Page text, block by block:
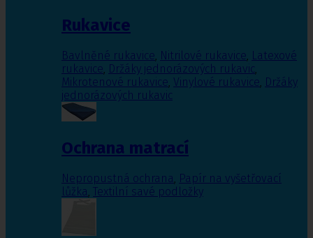
Rukavice
Bavlněné rukavice, Nitrilové rukavice, Latexové
rukavice, Držáky jednorázových rukavic,
Mikrotenové rukavice, Vinylové rukavice, Držáky
jednorázových rukavic
Ochrana matrací
Nepropustná ochrana, Papír na vyšetřovací
lůžka, Textilní savé podložky